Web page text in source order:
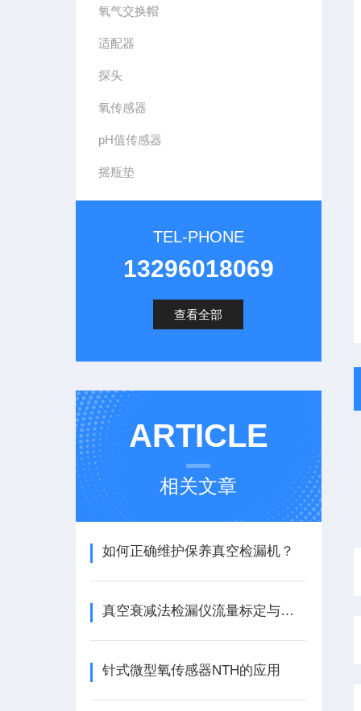
氧气交换帽
适配器
探头
氧传感器
pH值传感器
摇瓶垫
TEL-PHONE
13296018069
查看全部
ARTICLE
相关文章
如何正确维护保养真空检漏机？
真空衰减法检漏仪流量标定与误差分析
针式微型氧传感器NTH的应用